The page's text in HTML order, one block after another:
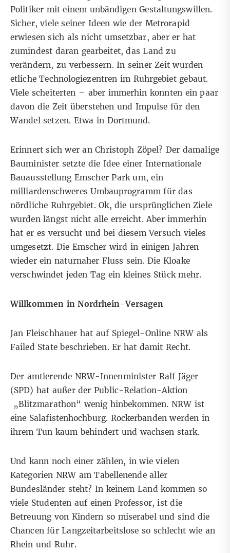
Politiker mit einem unbändigen Gestaltungswillen.
Sicher, viele seiner Ideen wie der Metrorapid
erwiesen sich als nicht umsetzbar, aber er hat
zumindest daran gearbeitet, das Land zu
verändern, zu verbessern. In seiner Zeit wurden
etliche Technologiezentren im Ruhrgebiet gebaut.
Viele scheiterten – aber immerhin konnten ein paar
davon die Zeit überstehen und Impulse für den
Wandel setzen. Etwa in Dortmund.
Erinnert sich wer an Christoph Zöpel? Der damalige
Bauminister setzte die Idee einer Internationale
Bauausstellung Emscher Park um, ein
milliardenschweres Umbauprogramm für das
nördliche Ruhrgebiet. Ok, die ursprünglichen Ziele
wurden längst nicht alle erreicht. Aber immerhin
hat er es versucht und bei diesem Versuch vieles
umgesetzt. Die Emscher wird in einigen Jahren
wieder ein naturnaher Fluss sein. Die Kloake
verschwindet jeden Tag ein kleines Stück mehr.
Willkommen in Nordrhein-Versagen
Jan Fleischhauer hat auf Spiegel-Online NRW als
Failed Statebeschrieben. Er hat damit Recht.
Der amtierende NRW-Innenminister Ralf Jäger
(SPD) hat außer der Public-Relation-Aktion
„Blitzmarathon“ wenig hinbekommen. NRW ist
eine Salafistenhochburg. Rockerbanden werden in
ihrem Tun kaum behindert und wachsen stark.
Und kann noch einer zählen, in wie vielen
Kategorien NRW am Tabellenende aller
Bundesländer steht? In keinem Land kommen so
viele Studenten auf einen Professor, ist die
Betreuung von Kindern so miserabelund sind die
Chancen fürLangzeitarbeitslose so schlecht wie an
Rhein und Ruhr.